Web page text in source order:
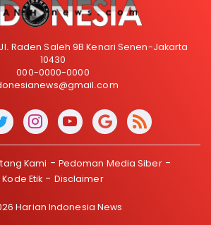
Raden Saleh 9B Kenari Senen-Jakarta
10430
000-0000-0000
Kami
Pedoman Media Siber
Kode Etik
Disclaimer
Harian Indonesia News